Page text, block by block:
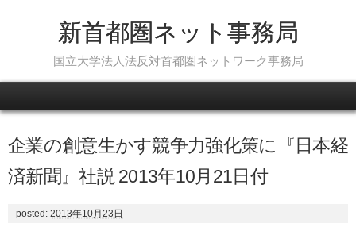
新首都圏ネット事務局
国立大学法人法反対首都圏ネットワーク事務局
企業の創意生かす競争力強化策に『日本経
済新聞』社説 2013年10月21日付
posted: 2013年10月23日